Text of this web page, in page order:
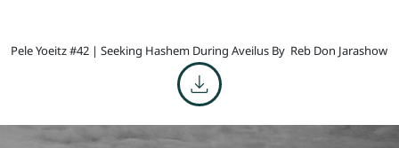
Pele Yoeitz #42 | Seeking Hashem During Aveilus By Reb Don Jarashow